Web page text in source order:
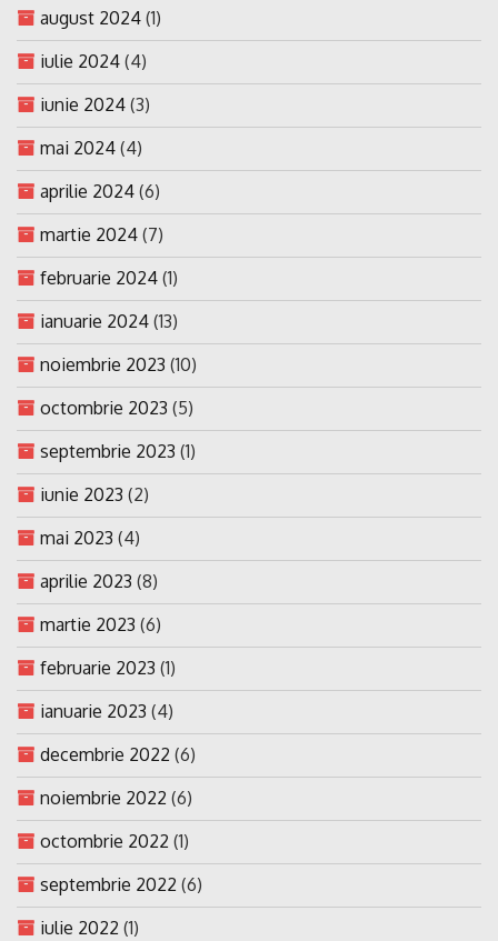
august 2024 (1)
iulie 2024 (4)
iunie 2024 (3)
mai 2024 (4)
aprilie 2024 (6)
martie 2024 (7)
februarie 2024 (1)
ianuarie 2024 (13)
noiembrie 2023 (10)
octombrie 2023 (5)
septembrie 2023 (1)
iunie 2023 (2)
mai 2023 (4)
aprilie 2023 (8)
martie 2023 (6)
februarie 2023 (1)
ianuarie 2023 (4)
decembrie 2022 (6)
noiembrie 2022 (6)
octombrie 2022 (1)
septembrie 2022 (6)
iulie 2022 (1)